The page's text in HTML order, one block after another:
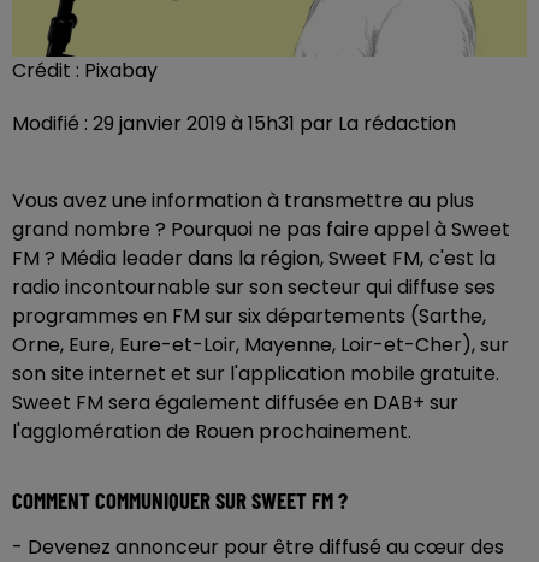
Crédit : Pixabay
Modifié : 29 janvier 2019 à 15h31 par La rédaction
Vous avez une information à transmettre au plus
grand nombre ? Pourquoi ne pas faire appel à Sweet
FM ? Média leader dans la région, Sweet FM, c'est la
radio incontournable sur son secteur qui diffuse ses
programmes en FM sur six départements (Sarthe,
Orne, Eure, Eure-et-Loir, Mayenne, Loir-et-Cher), sur
son site internet et sur l'application mobile gratuite.
Sweet FM sera également diffusée en DAB+ sur
l'agglomération de Rouen prochainement.
COMMENT COMMUNIQUER SUR SWEET FM ?
- Devenez annonceur pour être diffusé au cœur des